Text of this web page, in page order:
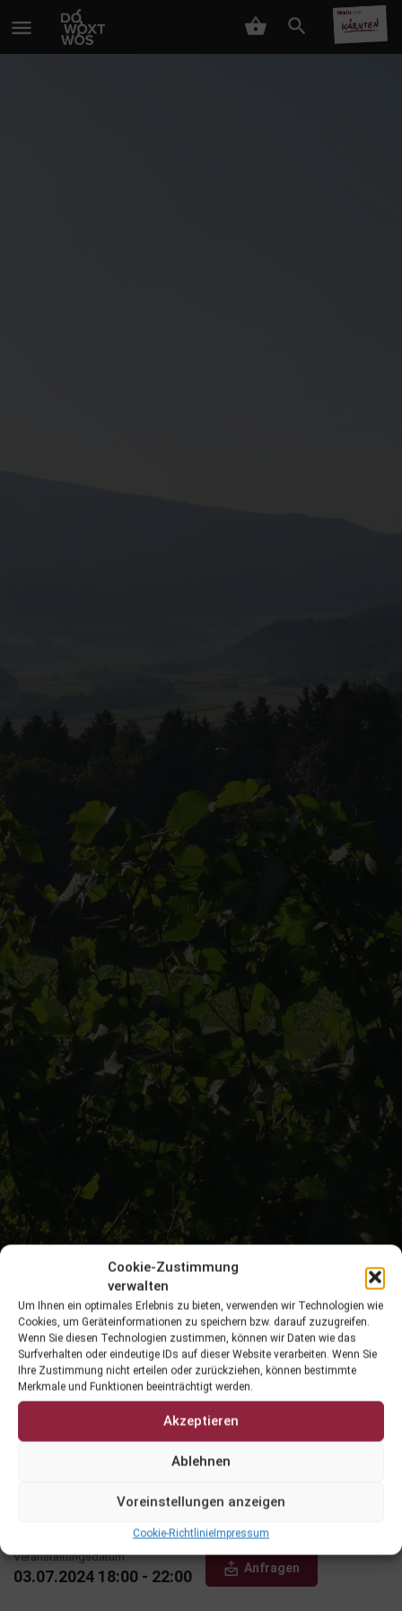
Cookie-Zustimmung
verwalten
Um Ihnen ein optimales Erlebnis zu bieten, verwenden wir Technologien wie
Cookies, um Geräteinformationen zu speichern bzw. darauf zuzugreifen.
Wenn Sie diesen Technologien zustimmen, können wir Daten wie das
Surfverhalten oder eindeutige IDs auf dieser Website verarbeiten. Wenn Sie
Ihre Zustimmung nicht erteilen oder zurückziehen, können bestimmte
Merkmale und Funktionen beeinträchtigt werden.
Akzeptieren
Ablehnen
Voreinstellungen anzeigen
Cookie-RichtlinieImpressum
Wein aus Kärnten beim
Veranstaltungsdatum
03.07.2024 18:00 - 22:00 Anfragen